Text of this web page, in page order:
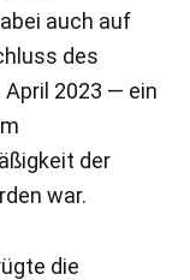
auch auf
des
April 2023 — ein
der
war.
die